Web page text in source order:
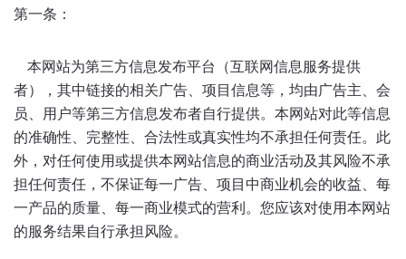
第一条：
本网站为第三方信息发布平台（互联网信息服务提供
者），其中链接的相关广告、项目信息等，均由广告主、会
员、用户等第三方信息发布者自行提供。本网站对此等信息
的准确性、完整性、合法性或真实性均不承担任何责任。此
外，对任何使用或提供本网站信息的商业活动及其风险不承
担任何责任，不保证每一广告、项目中商业机会的收益、每
一产品的质量、每一商业模式的营利。您应该对使用本网站
的服务结果自行承担风险。